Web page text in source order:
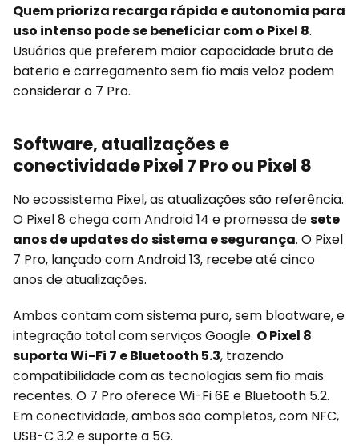
Quem prioriza recarga rápida e autonomia para
uso intenso pode se beneficiar com o Pixel 8.
Usuários que preferem maior capacidade bruta de
bateria e carregamento sem fio mais veloz podem
considerar o 7 Pro.
Software, atualizações e
conectividade Pixel 7 Pro ou Pixel 8
No ecossistema Pixel, as atualizações são referência.
O Pixel 8 chega com Android 14 e promessa desete
anos de updates do sistema e segurança. O Pixel
7 Pro, lançado com Android 13, recebe até cinco
anos de atualizações.
Ambos contam com sistema puro, sem bloatware, e
integração total com serviços Google. O Pixel 8
suporta Wi-Fi 7 e Bluetooth 5.3, trazendo
compatibilidade com as tecnologias sem fio mais
recentes. O 7 Pro oferece Wi-Fi 6E e Bluetooth 5.2.
Em conectividade, ambos são completos, com NFC,
USB-C 3.2 e suporte a 5G.